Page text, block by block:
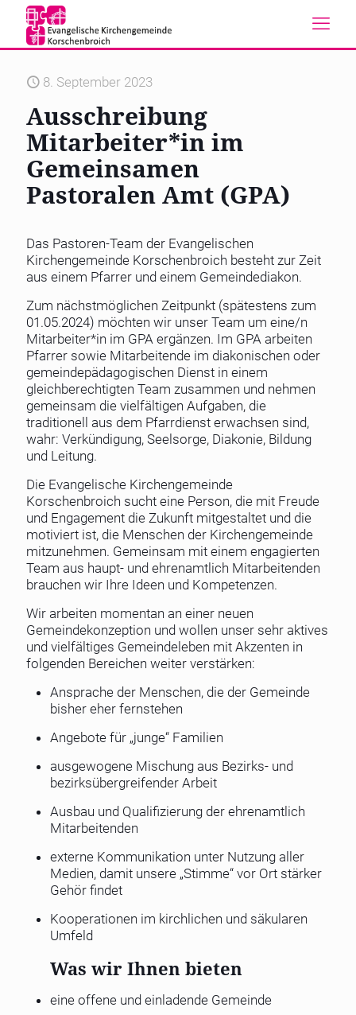
8. September 2023
Ausschreibung
Mitarbeiter*in im
Gemeinsamen
Pastoralen Amt (GPA)
Das Pastoren-Team der Evangelischen
Kirchengemeinde Korschenbroich besteht zur Zeit
aus einem Pfarrer und einem Gemeindediakon.
Zum nächstmöglichen Zeitpunkt (spätestens zum
01.05.2024) möchten wir unser Team um eine/n
Mitarbeiter*in im GPA ergänzen. Im GPA arbeiten
Pfarrer sowie Mitarbeitende im diakonischen oder
gemeindepädagogischen Dienst in einem
gleichberechtigten Team zusammen und nehmen
gemeinsam die vielfältigen Aufgaben, die
traditionell aus dem Pfarrdienst erwachsen sind,
wahr: Verkündigung, Seelsorge, Diakonie, Bildung
und Leitung.
Die Evangelische Kirchengemeinde
Korschenbroich sucht eine Person, die mit Freude
und Engagement die Zukunft mitgestaltet und die
motiviert ist, die Menschen der Kirchengemeinde
mitzunehmen. Gemeinsam mit einem engagierten
Team aus haupt- und ehrenamtlich Mitarbeitenden
brauchen wir Ihre Ideen und Kompetenzen.
Wir arbeiten momentan an einer neuen
Gemeindekonzeption und wollen unser sehr aktives
und vielfältiges Gemeindeleben mit Akzenten in
folgenden Bereichen weiter verstärken:
Ansprache der Menschen, die der Gemeinde
bisher eher fernstehen
Angebote für „junge“ Familien
ausgewogene Mischung aus Bezirks- und
bezirksübergreifender Arbeit
Ausbau und Qualifizierung der ehrenamtlich
Mitarbeitenden
externe Kommunikation unter Nutzung aller
Medien, damit unsere „Stimme“ vor Ort stärker
Gehör findet
Kooperationen im kirchlichen und säkularen
Umfeld
Was wir Ihnen bieten
eine offene und einladende Gemeinde